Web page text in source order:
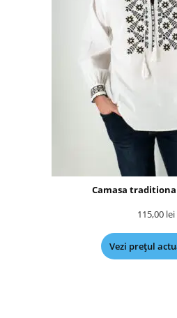
Camasa
115,00 lei
Vezi prețul